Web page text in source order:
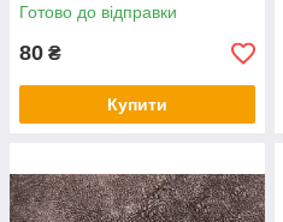
Готово до відправки
80 ₴
Купити